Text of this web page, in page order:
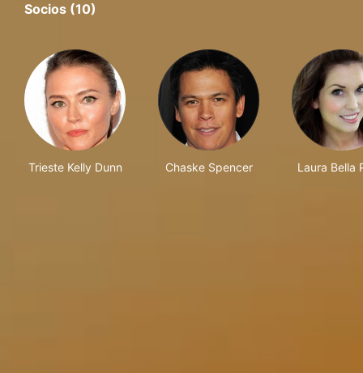
Socios (10)
Trieste Kelly Dunn Chaske Spencer Laura Bella